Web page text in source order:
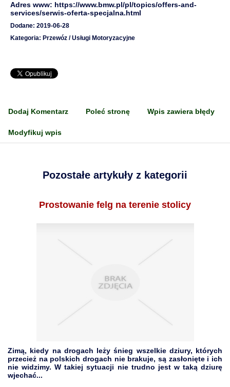
Adres www: https://www.bmw.pl/pl/topics/offers-and-
services/serwis-oferta-specjalna.html
Dodane: 2019-06-28
Kategoria: Przewóz / Usługi Motoryzacyjne
Dodaj Komentarz Poleć stronę Wpis zawiera błędy
Modyfikuj wpis
Pozostałe artykuły z kategorii
Prostowanie felg na terenie stolicy
Zimą, kiedy na drogach leży śnieg wszelkie dziury, których
przecież na polskich drogach nie brakuje, są zasłonięte i ich
nie widzimy. W takiej sytuacji nie trudno jest w taką dziurę
wjechać...